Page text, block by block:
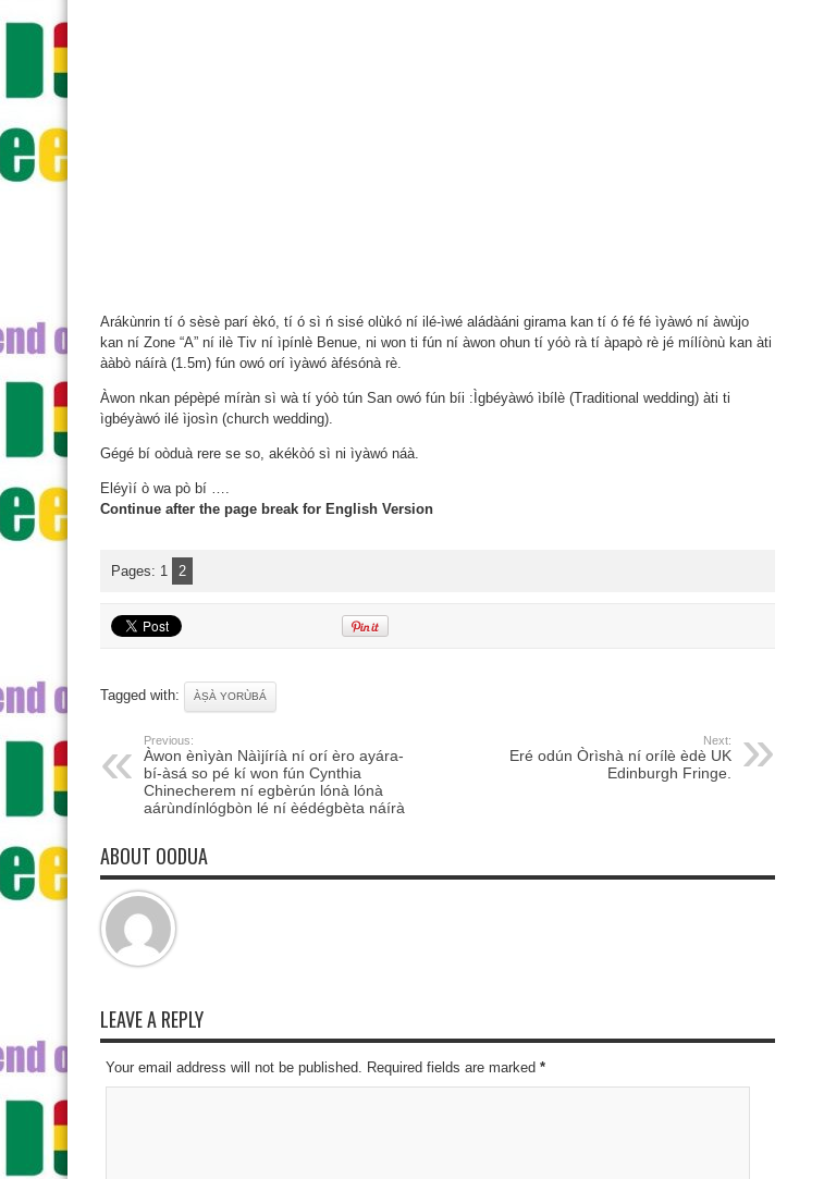
Arákùnrin tí ó sèsè parí èkó, tí ó sì ń sisé olùkó ní ilé-ìwé aládàáni girama kan tí ó fé fé ìyàwó ní àwùjo
kan ní Zone “A” ní ilè Tiv ní ìpínlè Benue, ni won ti fún ní àwon ohun tí yóò rà tí àpapò rè jé mílíònù kan àti
ààbò náírà (1.5m) fún owó orí ìyàwó àfésónà rè.
Àwon nkan pépèpé míràn sì wà tí yóò tún San owó fún bíi :Ìgbéyàwó ìbílè (Traditional wedding) àti ti
ìgbéyàwó ilé ìjosìn (church wedding).
Gégé bí oòduà rere se so, akékòó sì ni ìyàwó náà.
Eléyìí ò wa pò bí ….
Continue after the page break for English Version
Pages: 1 2
Tagged with: ÀṢÀ YORÙBÁ
Previous:
Àwon ènìyàn Nàìjíríà ní orí èro ayára-
bí-àsá so pé kí won fún Cynthia
Chinecherem ní egbèrún lónà lónà
aárùndínlógbòn lé ní èédégbèta náírà
Next:
Eré odún Òrìshà ní orílè èdè UK
Edinburgh Fringe.
ABOUT OODUA
LEAVE A REPLY
Your email address will not be published. Required fields are marked *